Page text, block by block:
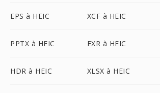
EPS à HEIC XCF à HEIC
PPTX à HEIC EXR à HEIC
HDR à HEIC XLSX à HEIC